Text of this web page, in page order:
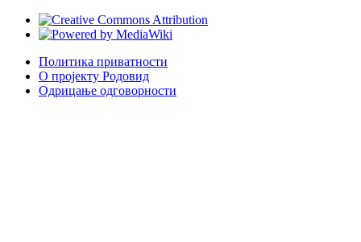
Политика приватности
О пројекту Родовид
Одрицање одговорности